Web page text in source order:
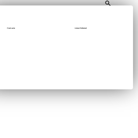
Contacto Línea Editorial